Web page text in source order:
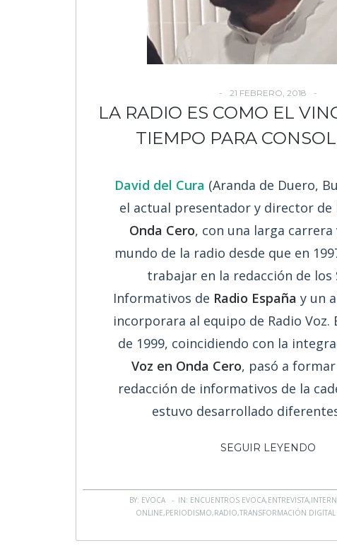
21 FEBRERO, 2018
LA RADIO ES COMO EL
TIEMPO PARA
David del Cura (Aranda de Duero,
el actual presentador y director de
Onda Cero, con una larga carrera
mundo de la radio desde que en
trabajar en la redacción de los
Informativos de Radio Españay un
incorporara al equipo de Radio Voz.
de 1999, coincidiendo con la
Voz en Onda Cero, pasó a
redacción de informativos de la
estuvo desarrollado
SEGUIR LEYENDO
BY: EVOCA - IN: ENCUENTROS EVOCA,ENTREVISTA,
ONLINE,PERIODISMO,RADIO,TRANSFORMACIÓN DIGITAL